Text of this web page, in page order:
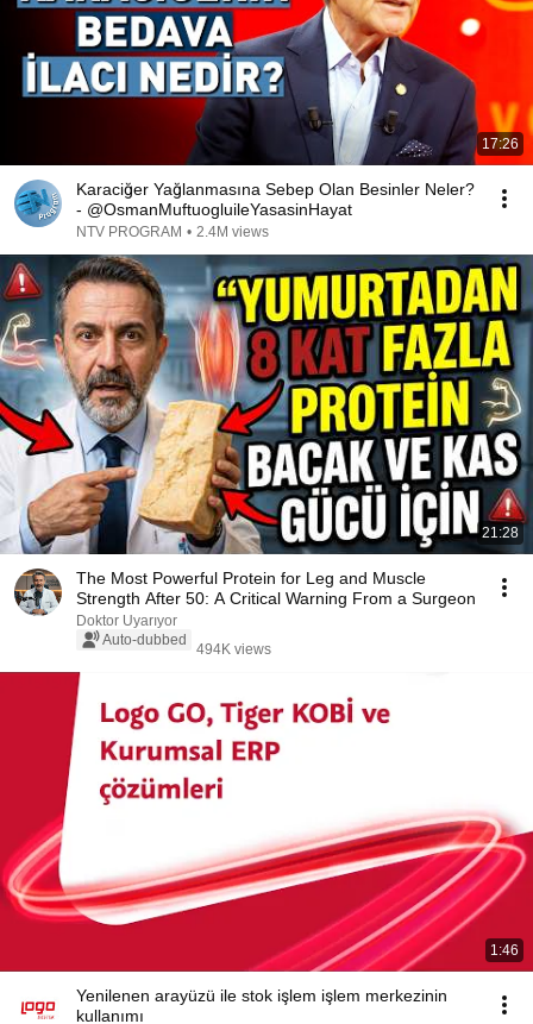
17:26
Karaciğer Yağlanmasına Sebep Olan Besinler Neler?
- @OsmanMuftuogluileYasasinHayat
NTV PROGRAM • 2.4M views
21:28
The Most Powerful Protein for Leg and Muscle
Strength After 50: A Critical Warning From a Surgeon
Doktor Uyarıyor
Auto-dubbed
494K views
1:46
Yenilenen arayüzü ile stok işlem işlem merkezinin
kullanımı